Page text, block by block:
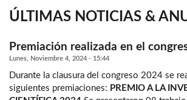
ÚLTIMAS NOTICIAS &
Premiación realizada en el
Lunes, Noviembre 4, 2024 - 15:44
Durante la clausura del congreso 2024 se
siguientes premiaciones: PREMIO A LA